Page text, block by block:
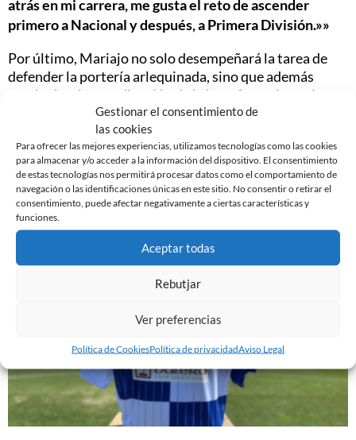
Gestionar el consentimiento de
las cookies
Para ofrecer las mejores experiencias, utilizamos tecnologías como las cookies
para almacenar y/o acceder a la información del dispositivo. El consentimiento
de estas tecnologías nos permitirá procesar datos como el comportamiento de
navegación o las identificaciones únicas en este sitio. No consentir o retirar el
consentimiento, puede afectar negativamente a ciertas características y
funciones.
Aceptar todas
Rebutjar
Ver preferencias
Política de CookiesPolítica de privacidadAviso Legal
atrás en mi carrera, me gusta el reto de ascender
primero a Nacional y después, a Primera División.»»
Por último, Mariajo no solo desempeñará la tarea de
defender la portería arlequinada, sino que además
ayudará en la coordinación de la base femenina así
como entrenadora de porteras y temas comunicativos
del femenino arlequinado.
Noticias Relacionadas